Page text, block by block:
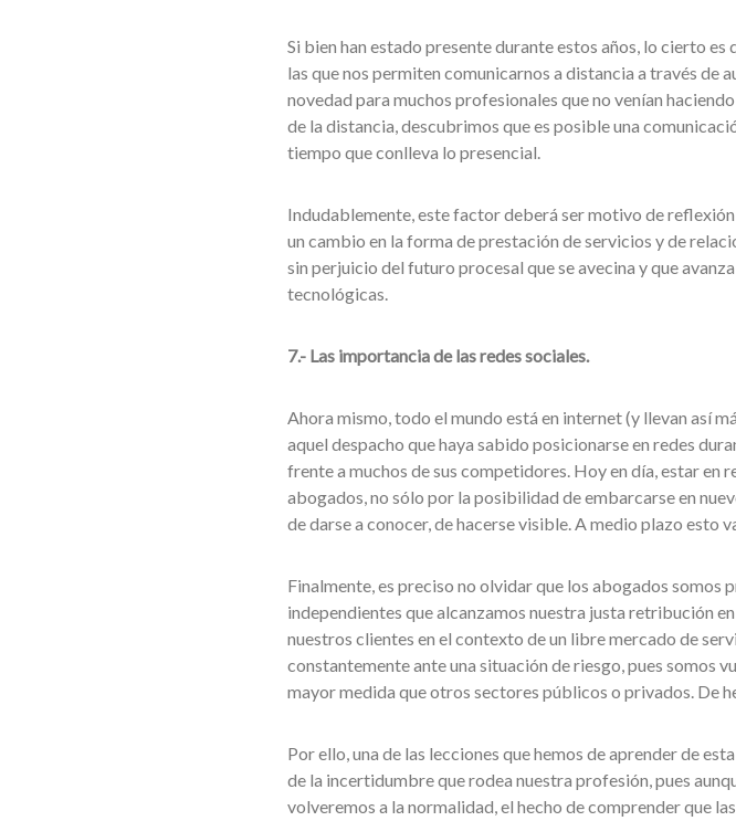
Si bien han estado presente durante estos años, lo cierto
las que nos permiten comunicarnos a distancia a través de
novedad para muchos profesionales que no venían
de la distancia, descubrimos que es posible una
tiempo que conlleva lo presencial.
Indudablemente, este factor deberá ser motivo de
un cambio en la forma de prestación de servicios y de
sin perjuicio del futuro procesal que se avecina y que
tecnológicas.
7.- Las importancia de las redes sociales.
Ahora mismo, todo el mundo está en internet (y llevan así
aquel despacho que haya sabido posicionarse en redes
frente a muchos de sus competidores. Hoy en día, estar en
abogados, no sólo por la posibilidad de embarcarse en
de darse a conocer, de hacerse visible. A medio plazo esto
Finalmente, es preciso no olvidar que los abogados somos
independientes que alcanzamos nuestra justa retribución
nuestros clientes en el contexto de un libre mercado de
constantemente ante una situación de riesgo, pues somos
mayor medida que otros sectores públicos o privados. De
Por ello, una de las lecciones que hemos de aprender de
de la incertidumbre que rodea nuestra profesión, pues
volveremos a la normalidad, el hecho de comprender que